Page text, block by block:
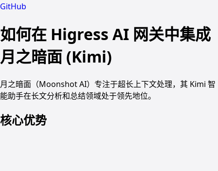
GitHub
如何在 Higress AI 网关中集成
月之暗面 (Kimi)
月之暗面（Moonshot AI）专注于超长上下文处理，其 Kimi 智
能助手在长文分析和总结领域处于领先地位。
核心优势